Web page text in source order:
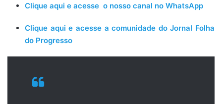
Clique aqui e acesse o nosso canal no WhatsApp
Clique aqui e acesse a comunidade do Jornal Folha
do Progresso